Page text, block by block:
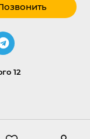
12